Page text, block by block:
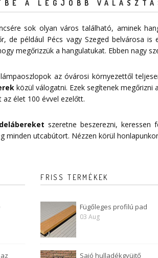
A LEGJOBB
sok olyan város található, aminek
de például Pécs vagy Szeged belvárosa
megőrizzük a hangulatukat. Ebben nagy
az óvárosi környezettől
közül válogatni. Ezek segítenek
élet 100 évvel ezelőtt.
szeretne beszerezni, keressen
minden utcabútort. Nézzen körül
FRISS TERMÉKEK
Fügőleges profilú pad
03 Aug
Sajó hulladékgyüjtő